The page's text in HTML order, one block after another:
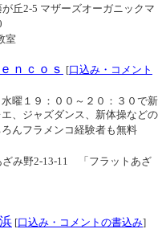
丘2-5 マザーズオーガニックマ
室
ｎｃｏｓ [口込み・コメント
曜１９：００～２０：３０で新
、ジャズダンス、新体操などの
んフラメンコ経験者も無料
ざみ野2-13-11 「フラットあざ
[口込み・コメントの書込み]